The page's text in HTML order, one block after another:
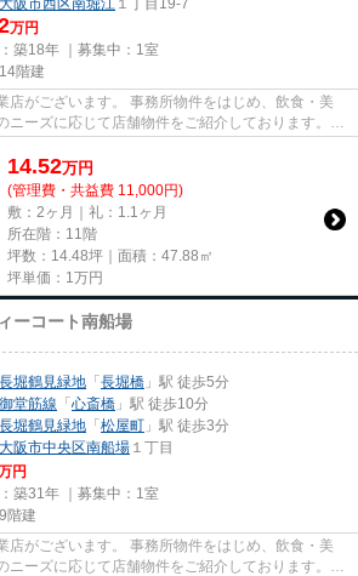
万円
築18年 ｜募集中： 1室
階建
店がございます。 事務所物件をはじめ、飲食・美
ーズに応じて店舗物件をご紹介しております。
切...
14.52万円
(管理費・共益費 11,000円)
敷：2ヶ月｜礼：1.1ヶ月
所在階：11階
坪数：14.48坪｜面積：47.88㎡
坪単価： 1 万円
ーコート南船場
堀鶴見緑地 「長堀橋 」駅 徒歩5分
堂筋線 「心斎橋 」駅 徒歩10分
堀鶴見緑地 「松屋町 」駅 徒歩3分
大阪市中央区南船場 １丁目
円
築31年 ｜募集中： 1室
階建
店がございます。 事務所物件をはじめ、飲食・美
ーズに応じて店舗物件をご紹介しております。